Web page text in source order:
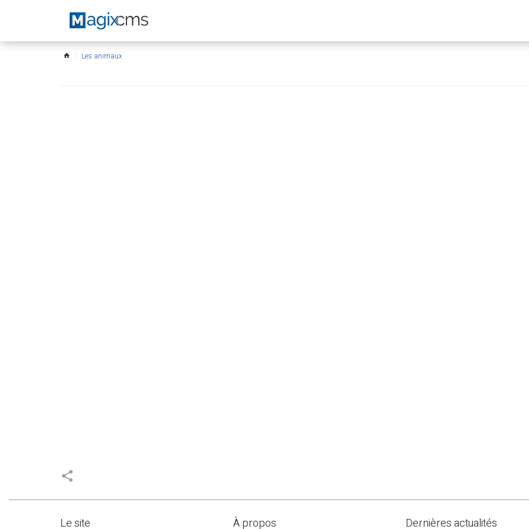
home Les animaux
share
Le site À propos Dernières actualités